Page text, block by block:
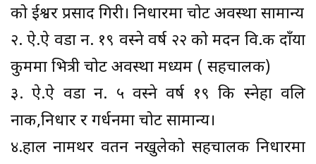
को ईश्वर प्रसाद गिरी। निधारमा चोट अवस्था सामान्य
२. ऐ.ऐ वडा न. १९ वस्ने वर्ष २२ को मदन वि.क दाँया
कुममा भित्री चोट अवस्था मध्यम ( सहचालक)
३. ऐ.ऐ वडा न. ५ वस्ने वर्ष १९ कि स्नेहा वलि
नाक,निधार र गर्धनमा चोट सामान्य।
४.हाल नामथर वतन नखुलेको सहचालक निधारमा